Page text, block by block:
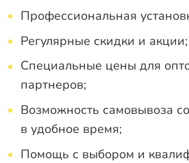
Профессиональная
Регулярные скидки и акции;
Специальные цены для
партнеров;
Возможность самовывоза
в удобное время;
Помощь с выбором и